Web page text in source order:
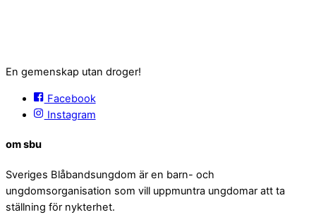
En gemenskap utan droger!
Facebook
Instagram
om sbu
Sveriges Blåbandsungdom är en barn- och
ungdomsorganisation som vill uppmuntra ungdomar att ta
ställning för nykterhet.